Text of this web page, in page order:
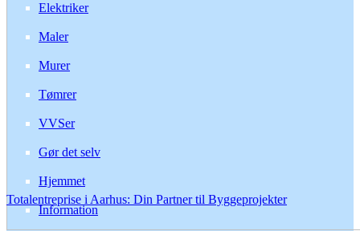
Totalentreprise i Aarhus: Din Partner til Byggeprojekter
Elektriker
Maler
Murer
Tømrer
VVSer
Gør det selv
Hjemmet
Information